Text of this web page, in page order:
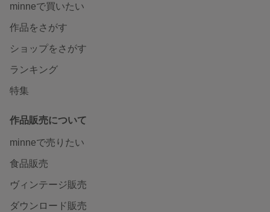
minneで買いたい
作品をさがす
ショップをさがす
ランキング
特集
作品販売について
minneで売りたい
食品販売
ヴィンテージ販売
ダウンロード販売